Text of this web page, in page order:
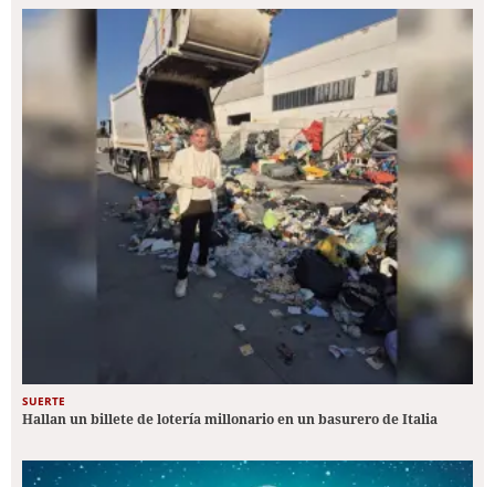
SUERTE
Hallan un billete de lotería millonario en un basurero de Italia